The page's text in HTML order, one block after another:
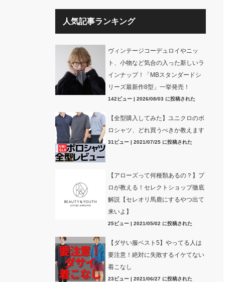
人気記事ランキング
ヴィンテージコーデュロイやニッ
ト、小物など気合の入った新しいラ
インナップ！「MBスタンダードシ
リーズ最新作8型」一挙発売！
142ビュー| 2026/08/03 に投稿された
【全型購入してみた】ユニクロのポ
ロシャツ、どれ買うべきか教えます
31ビュー| 2021/07/25 に投稿された
【アローズって何種類あるの？】プ
ロが教える！セレクトショップ徹底
解説【セレオリ馬鹿にするやつ出て
来いよ】
25ビュー| 2021/05/02 に投稿された
【ダサい服ベスト5】やってる人は
要注意！絶対に失敗するイケてない
着こなし
23ビュー| 2021/06/27 に投稿された